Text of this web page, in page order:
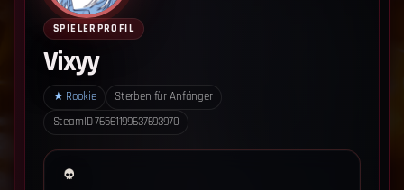
SPIELERPROFIL
Vixyy
★ Rookie
Sterben für Anfänger
SteamID76561199637693970
ImpressumDatenschutz
Cookie-Einstellungen
Sterben für Anfänger - Alle Rechte vorbehalten.
Datenschutz-Einstellungen